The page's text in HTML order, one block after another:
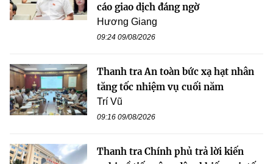
cáo giao dịch đáng ngờ
Hương Giang
09:24 09/08/2026
Thanh tra An toàn bức xạ hạt nhân
tăng tốc nhiệm vụ cuối năm
Trí Vũ
09:16 09/08/2026
Thanh tra Chính phủ trả lời kiến